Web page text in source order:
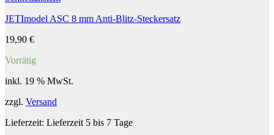
JETImodel ASC 8 mm Anti-Blitz-Steckersatz
19,90 €
Vorrätig
inkl. 19 % MwSt.
zzgl. Versand
Lieferzeit: Lieferzeit 5 bis 7 Tage